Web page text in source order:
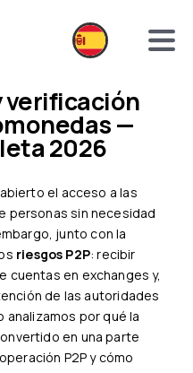
—
2026
personas sin necesidad
junto con la
riesgos P2P: recibir
cuentas en exchanges y,
de las autoridades
analizamos por qué la
en una parte
P2P y cómo